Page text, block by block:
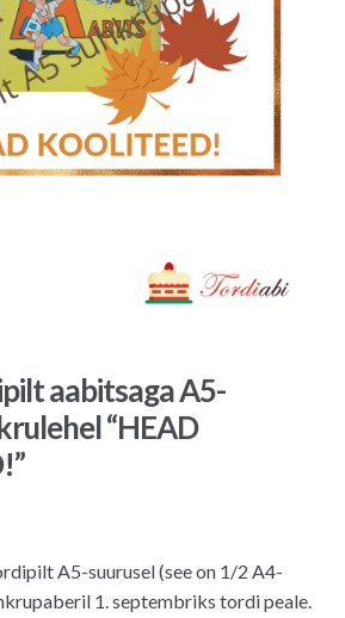
aabitsaga A5-
“HEAD
A5-suurusel (see on 1/2 A4-
1. septembriks tordi peale.